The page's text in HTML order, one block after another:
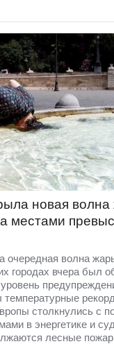
новая
местами
очередная волна
городах вчера был
температурные
столкнулись с
в энергетике и
лесные